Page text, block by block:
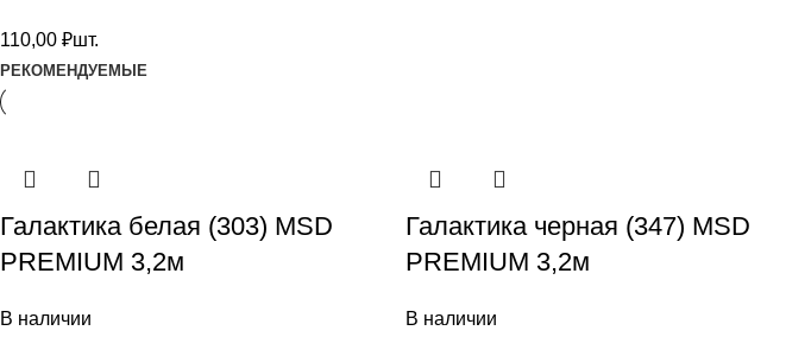
110,00 ₽шт.
РЕКОМЕНДУЕМЫЕ
Галактика белая (303) MSD
PREMIUM 3,2м
В наличии
Галактика черная (347) MSD
PREMIUM 3,2м
В наличии